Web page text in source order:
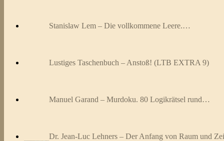
Stanislaw Lem – Die vollkommene Leere.…
Lustiges Taschenbuch – Anstoß! (LTB EXTRA 9)
Manuel Garand – Murdoku. 80 Logikrätsel rund…
Dr. Jean-Luc Lehners – Der Anfang von Raum und